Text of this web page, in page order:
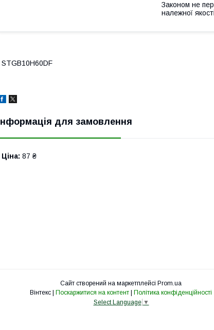
Законом не
належної якості
STGB10H60DF
Інформація для замовлення
Ціна: 87 ₴
Сайт створений на маркетплейсі Prom.ua
Поскаржитися на контент
Політика конфіденційності
Select Language ▼